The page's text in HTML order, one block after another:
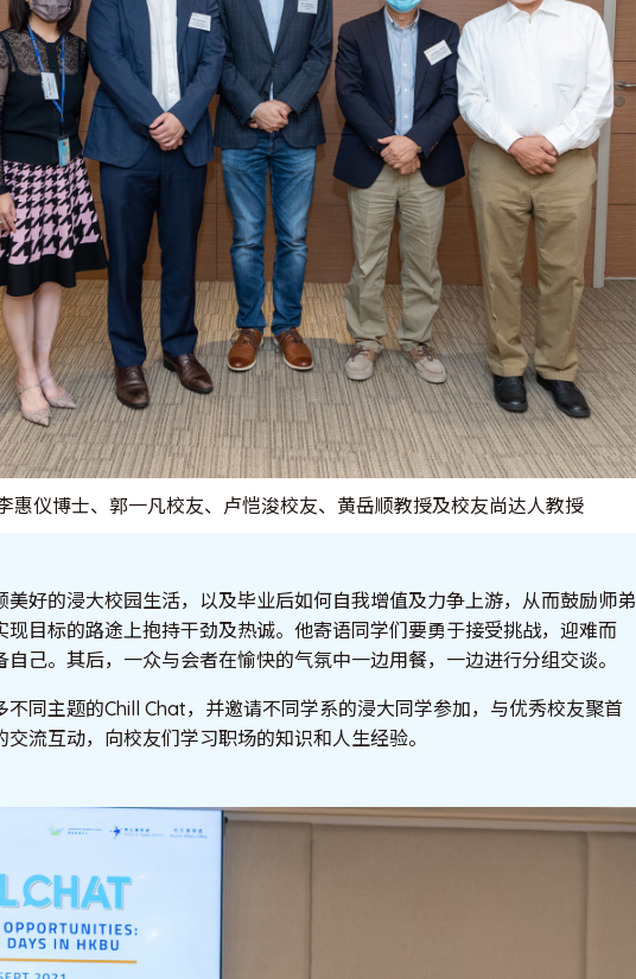
惠仪博士、郭一凡校友、卢恺浚校友、黄岳顺教授及校友尚达人教授
美好的浸大校园生活，以及毕业后如何自我增值及力争上游，从而鼓励师弟
现目标的路途上抱持干劲及热诚。他寄语同学们要勇于接受挑战，迎难而
己。其后，一众与会者在愉快的气氛中一边用餐，一边进行分组交谈。
不同主题的Chill Chat，并邀请不同学系的浸大同学参加，与优秀校友聚首
流互动，向校友们学习职场的知识和人生经验。